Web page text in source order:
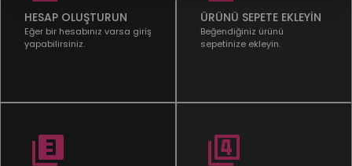
HESAP OLUŞTURUN
Eğer bir hesabınız varsa giriş
yapabilirsiniz.
ÜRÜNÜ SEPETE EKLEYİN
Beğendiğiniz ürünü
sepetinize ekleyin.